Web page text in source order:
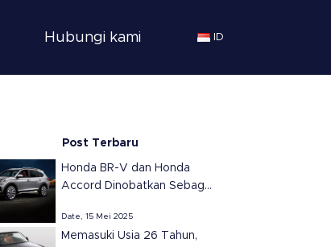
Hubungi kami ID
Post Terbaru
Honda BR-V dan Honda
Accord Dinobatkan Sebagai
Tahun 2025 di Meksiko
versi Automovil
Date, 15 Mei 2025
Memasuki Usia 26 Tahun,